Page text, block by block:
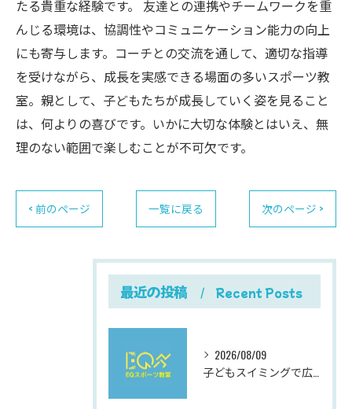
たる貴重な経験です。 友達との連携やチームワークを重
んじる環境は、協調性やコミュニケーション能力の向上
にも寄与します。コーチとの交流を通して、適切な指導
を受けながら、成長を実感できる場面の多いスポーツ教
室。親として、子どもたちが成長していく姿を見ること
は、何よりの喜びです。いかに大切な体験とはいえ、無
理のない範囲で楽しむことが不可欠です。
< 前のページ 一覧に戻る 次のページ >
最近の投稿 Recent Posts
2026/08/09